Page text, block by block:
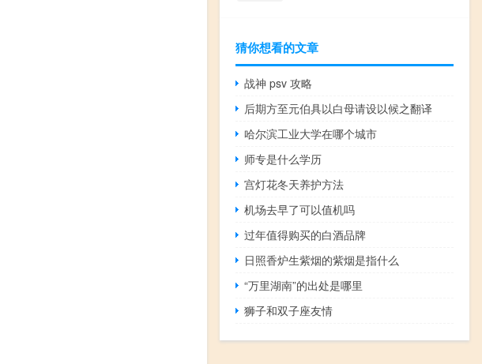
猜你想看的文章
战神 psv 攻略
后期方至元伯具以白母请设以候之翻译
哈尔滨工业大学在哪个城市
师专是什么学历
宫灯花冬天养护方法
机场去早了可以值机吗
过年值得购买的白酒品牌
日照香炉生紫烟的紫烟是指什么
“万里湖南”的出处是哪里
狮子和双子座友情